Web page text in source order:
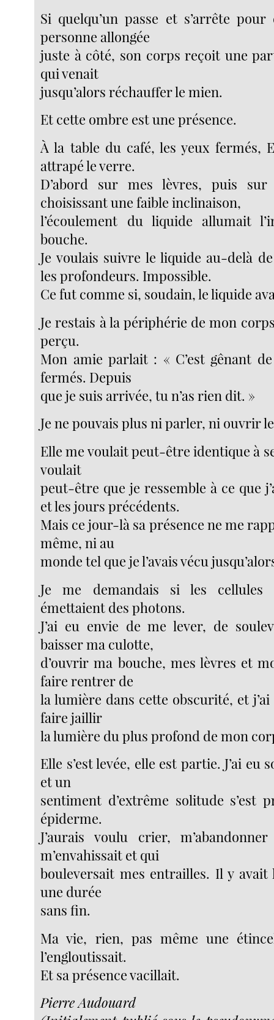
Si quelqu’un passe et s’arrête
personne allongée
juste à côté, son corps reçoit une
qui venait
jusqu’alors réchauffer le mien.
Et cette ombre est une présence.
À la table du café, les yeux fermés,
attrapé le verre.
D’abord sur mes lèvres, puis
choisissant une faible inclinaison,
l’écoulement du liquide allumait
bouche.
Je voulais suivre le liquide au-delà
les profondeurs. Impossible.
Ce fut comme si, soudain, le liquide
Je restais à la périphérie de mon
perçu.
Mon amie parlait : « C’est gênant
fermés. Depuis
que je suis arrivée, tu n’as rien dit. »
Je ne pouvais plus ni parler, ni ouvrir
Elle me voulait peut-être identique à
voulait
peut-être que je ressemble à ce que
et les jours précédents.
Mais ce jour-là sa présence ne me
même, ni au
monde tel que je l’avais vécu
Je me demandais si les
émettaient des photons.
J’ai eu envie de me lever, de
baisser ma culotte,
d’ouvrir ma bouche, mes lèvres et
faire rentrer de
la lumière dans cette obscurité, et
faire jaillir
la lumière du plus profond de mon
Elle s’est levée, elle est partie. J’ai
et un
sentiment d’extrême solitude s’est
épiderme.
J’aurais voulu crier,
m’envahissait et qui
bouleversait mes entrailles. Il y avait
une durée
sans fin.
Ma vie, rien, pas même une
l’engloutissait.
Et sa présence vacillait.
Pierre Audouard